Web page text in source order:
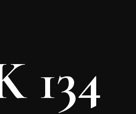
134